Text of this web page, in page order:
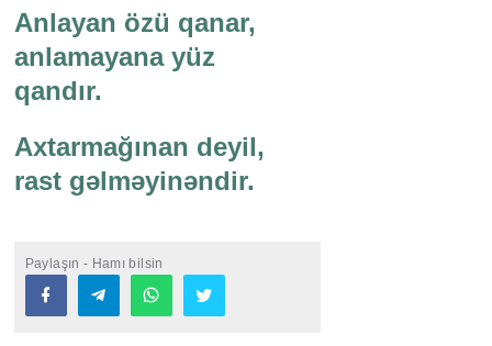
Anlayan özü qanar,
anlamayana yüz
qandır.
Axtarmağınan deyil,
rast gəlməyinəndir.
Paylaşın - Hamı bilsin